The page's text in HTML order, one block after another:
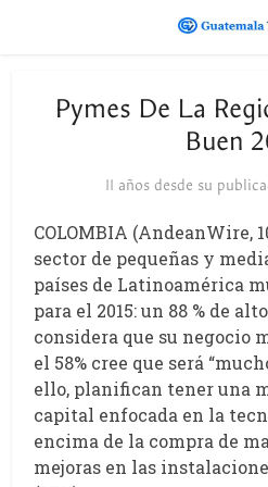
Pymes De La
Buen
11 años desde su
COLOMBIA (AndeanWire,
sector de pequeñas y
países de Latinoamérica
para el 2015: un 88 % de
considera que su negocio
el 58% cree que será
ello, planifican tener una
capital enfocada en la
encima de la compra de
mejoras en las